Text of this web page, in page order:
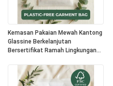
Kemasan Pakaian Mewah Kantong
Glassine Berkelanjutan
Bersertifikat Ramah Lingkungan
Ulang UK OEM